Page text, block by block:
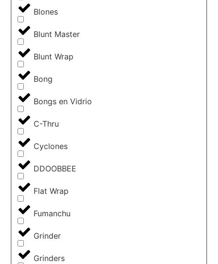
Blones
Blunt Master
Blunt Wrap
Bong
Bongs en Vidrio
C-Thru
Cyclones
DDOOBBEE
Flat Wrap
Fumanchu
Grinder
Grinders